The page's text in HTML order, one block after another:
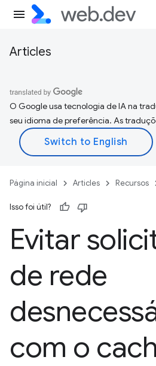
Articles
O Google usa tecnologia de IA na
seu idioma de preferência. As
Página inicial Articles Recursos
Isso foi útil?
Evitar
de rede
com o